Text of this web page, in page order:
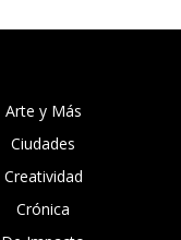
Arte y Más
Ciudades
Creatividad
Crónica